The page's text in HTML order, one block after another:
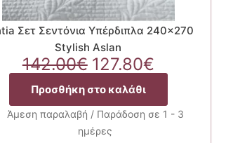
Σετ Σεντόνια Υπέρδιπλα 240×270
Stylish Aslan
142.00€ Original
price
was:
142.00€.
127.80€Η
είναι:
Προσθήκη στο καλάθι
Άμεση παραλαβή / Παράδοση σε 1 - 3
ημέρες